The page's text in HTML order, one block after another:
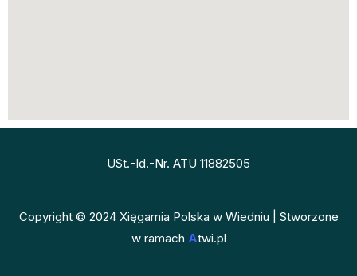
USt.-Id.-Nr. ATU 11882505
Copyright © 2024 Xięgarnia Polska w Wiedniu | Stworzone
w ramach Atwi.pl